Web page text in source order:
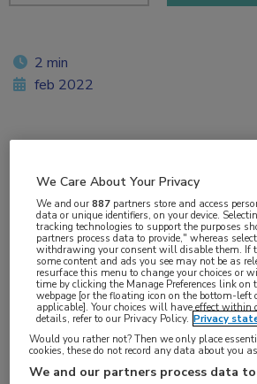
Verschillende orale regimes met
2 min
feb 2022
Infectieziekten,Longziekten
Aandachtsgebieden:
Antibioticaresistentie,Bacteriële
Tags:
bedaquiline,linezolid,pretomanid,
We Care About Your Privacy
We and our887 partners store and access
data or unique identifiers, on your device.
tracking technologies to support the purposes
partners process data to provide," whereas
withdrawing your consent will disable them. If
some content and ads you see may not be as
resurface this menu to change your choices or
time by clicking the Manage Preferences link on
webpage [or the floating icon on the bottom-left
applicable]. Your choices will have effect within
details, refer to our Privacy Policy. Privacy
Would you rather not? Then we only place
cookies, these do not record any data about you
We and our partners process data